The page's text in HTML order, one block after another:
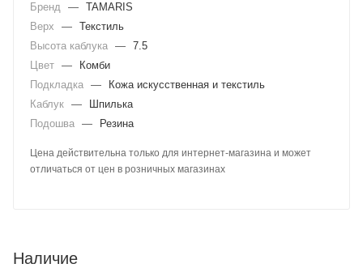
Бренд
— TAMARIS
Верх
— Текстиль
Высота каблука — 7.5
Цвет —
Комби
Подкладка —
Кожа искусственная и текстиль
Каблук —
Шпилька
Подошва — Резина
Цена действительна только для интернет-магазина и может
отличаться от цен в розничных магазинах
Наличие